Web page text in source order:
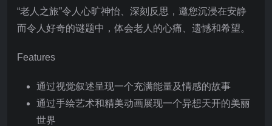
“老人之旅”令人心旷神怡、深刻反思，邀您沉浸在安静
而令人好奇的谜题中，体会老人的心痛、遗憾和希望。
Features
通过视觉叙述呈现一个充满能量及情感的故事
通过手绘艺术和精美动画展现一个异想天开的美丽
世界